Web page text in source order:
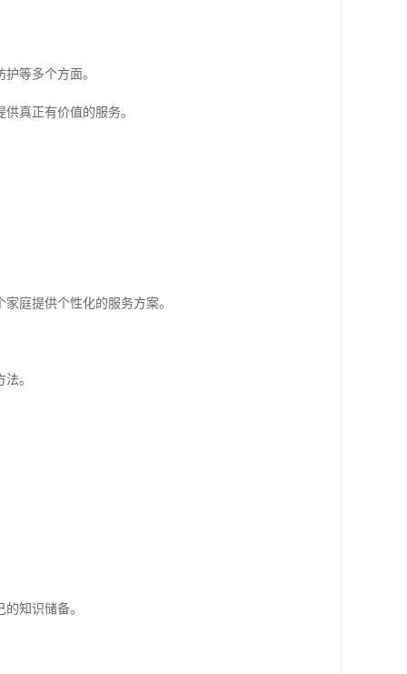
等多个方面。
真正有价值的服务。
庭提供个性化的服务方案。
。
知识储备。